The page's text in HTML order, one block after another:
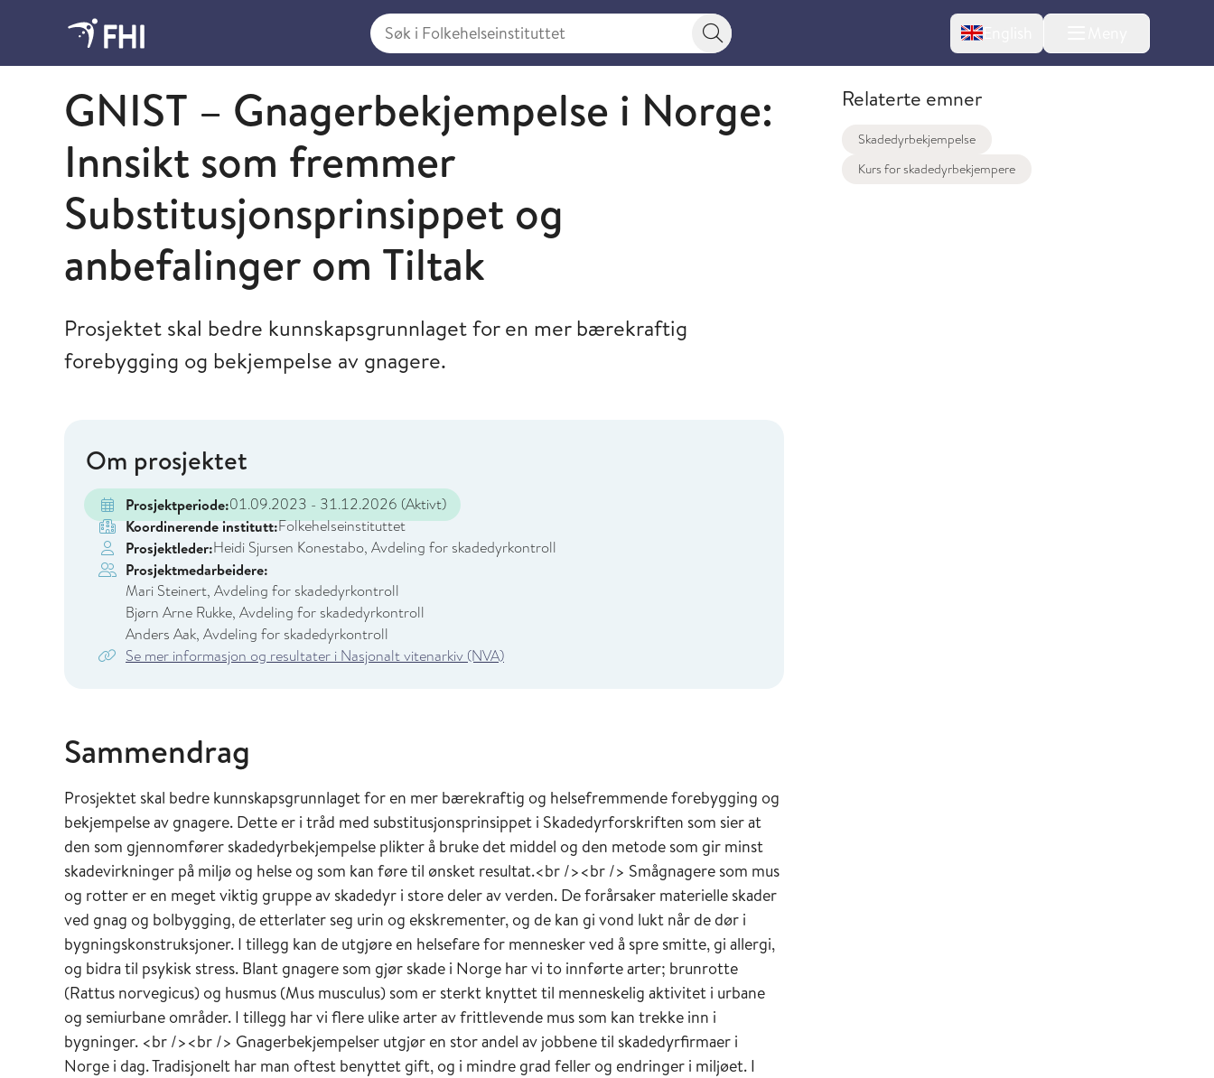
Søk i Folkehelseinstituttet
Søkeknapp English
Folkehelseinstituttet
GNIST – Gnagerbekjempelse i Norge:
Innsikt som fremmer
Substitusjonsprinsippet og
anbefalinger om Tiltak
Prosjektet skal bedre kunnskapsgrunnlaget for en mer bærekraftig
forebygging og bekjempelse av gnagere.
Om prosjektet
Prosjektperiode:01.09.2023 - 31.12.2026 (Aktivt)
Koordinerende institutt:Folkehelseinstituttet
Prosjektleder:Heidi Sjursen Konestabo, Avdeling for skadedyrkontroll
Prosjektmedarbeidere:
Mari Steinert, Avdeling for skadedyrkontroll
Bjørn Arne Rukke, Avdeling for skadedyrkontroll
Anders Aak, Avdeling for skadedyrkontroll
Se mer informasjon og resultater i Nasjonalt vitenarkiv (NVA)
Sammendrag
Prosjektet skal bedre kunnskapsgrunnlaget for en mer bærekraftig og helsefremmende forebygging og
bekjempelse av gnagere. Dette er i tråd med substitusjonsprinsippet i Skadedyrforskriften som sier at
den som gjennomfører skadedyrbekjempelse plikter å bruke det middel og den metode som gir minst
skadevirkninger på miljø og helse og som kan føre til ønsket resultat.<br /><br /> Smågnagere som mus
og rotter er en meget viktig gruppe av skadedyr i store deler av verden. De forårsaker materielle skader
ved gnag og bolbygging, de etterlater seg urin og ekskrementer, og de kan gi vond lukt når de dør i
bygningskonstruksjoner. I tillegg kan de utgjøre en helsefare for mennesker ved å spre smitte, gi allergi,
og bidra til psykisk stress. Blant gnagere som gjør skade i Norge har vi to innførte arter; brunrotte
(Rattus norvegicus) og husmus (Mus musculus) som er sterkt knyttet til menneskelig aktivitet i urbane
og semiurbane områder. I tillegg har vi flere ulike arter av frittlevende mus som kan trekke inn i
bygninger. <br /><br /> Gnagerbekjempelser utgjør en stor andel av jobbene til skadedyrfirmaer i
Norge i dag. Tradisjonelt har man oftest benyttet gift, og i mindre grad feller og endringer i miljøet. I
Relaterte emner
Skadedyrbekjempelse
Kurs for skadedyrbekjempere